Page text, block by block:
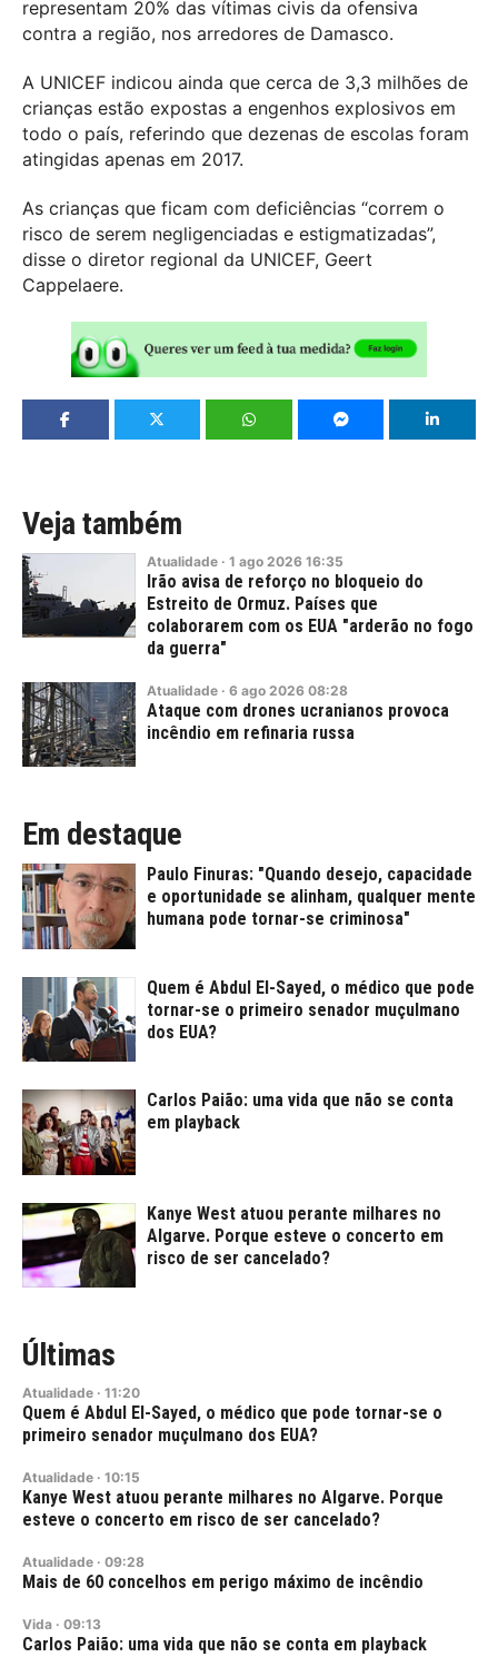
representam 20% das vítimas civis da ofensiva
contra a região, nos arredores de Damasco.
A UNICEF indicou ainda que cerca de 3,3 milhões de
crianças estão expostas a engenhos explosivos em
todo o país, referindo que dezenas de escolas foram
atingidas apenas em 2017.
As crianças que ficam com deficiências “correm o
risco de serem negligenciadas e estigmatizadas”,
disse o diretor regional da UNICEF, Geert
Cappelaere.
Veja também
Atualidade · 1 ago 2026 16:35
Irão avisa de reforço no bloqueio do
Estreito de Ormuz. Países que
colaborarem com os EUA "arderão no fogo
da guerra"
Atualidade · 6 ago 2026 08:28
Ataque com drones ucranianos provoca
incêndio em refinaria russa
Em destaque
Paulo Finuras: "Quando desejo, capacidade
e oportunidade se alinham, qualquer mente
humana pode tornar-se criminosa"
Quem é Abdul El-Sayed, o médico que pode
tornar-se o primeiro senador muçulmano
dos EUA?
Carlos Paião: uma vida que não se conta
em playback
Kanye West atuou perante milhares no
Algarve. Porque esteve o concerto em
risco de ser cancelado?
Últimas
Atualidade · 11:20
Quem é Abdul El-Sayed, o médico que pode tornar-se o
primeiro senador muçulmano dos EUA?
Atualidade · 10:15
Kanye West atuou perante milhares no Algarve. Porque
esteve o concerto em risco de ser cancelado?
Atualidade · 09:28
Mais de 60 concelhos em perigo máximo de incêndio
Vida · 09:13
Carlos Paião: uma vida que não se conta em playback